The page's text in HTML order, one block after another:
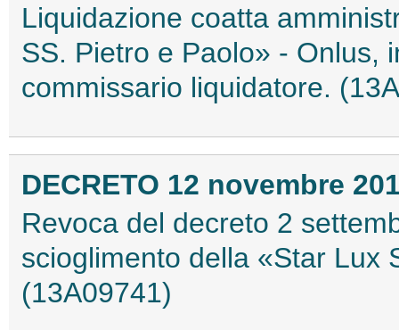
Liquidazione coatta
SS. Pietro e Paolo» - Onlus,
commissario liquidatore.
DECRETO 12 novembre
Revoca del decreto 2
scioglimento della «Star Lux
(13A09741)